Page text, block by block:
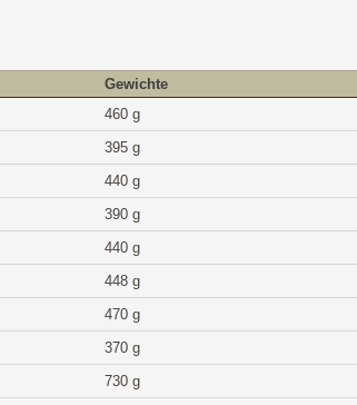
Gewichte
460 g
395 g
440 g
390 g
440 g
448 g
470 g
370 g
730 g